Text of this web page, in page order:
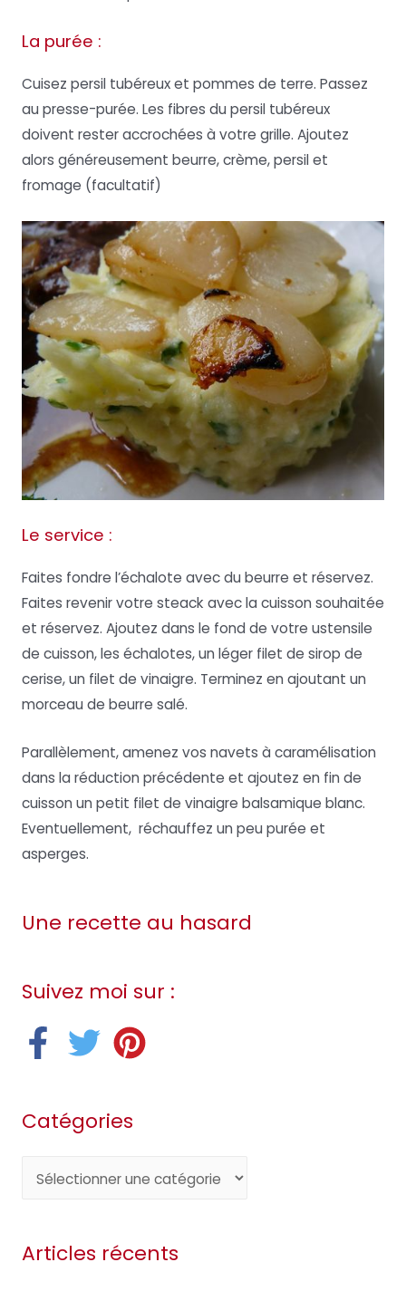
La purée :
Cuisez persil tubéreux et pommes de terre. Passez
au presse-purée. Les fibres du persil tubéreux
doivent rester accrochées à votre grille. Ajoutez
alors généreusement beurre, crème, persil et
fromage (facultatif)
Le service :
Faites fondre l’échalote avec du beurre et réservez.
Faites revenir votre steack avec la cuisson souhaitée
et réservez. Ajoutez dans le fond de votre ustensile
de cuisson, les échalotes, un léger filet de sirop de
cerise, un filet de vinaigre. Terminez en ajoutant un
morceau de beurre salé.
Parallèlement, amenez vos navets à caramélisation
dans la réduction précédente et ajoutez en fin de
cuisson un petit filet de vinaigre balsamique blanc.
Eventuellement, réchauffez un peu purée et
asperges.
Une recette au hasard
Suivez moi sur :
Catégories
é
Articles récents